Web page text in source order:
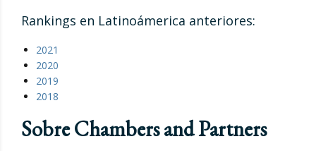
Rankings en Latinoámerica anteriores:
2021
2020
2019
2018
Sobre Chambers and Partners